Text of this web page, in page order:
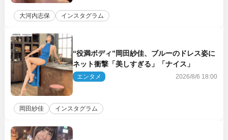
大河内志保 インスタグラム
“役満ボディ”岡田紗佳、ブルーのドレス姿に
ネット衝撃「美しすぎる」「ナイス」
エンタメ 2026/8/6 18:00
岡田紗佳 インスタグラム